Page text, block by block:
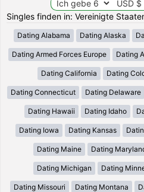
Singles finden in: Vereinigte
Dating Alabama Dating Alaska
Dating Armed Forces Europe Dating
Dating California Dating
Dating Connecticut Dating Delaware
Dating Hawaii Dating Idaho
Dating Iowa Dating Kansas
Dating Maine Dating
Dating Michigan Dating
Dating Missouri Dating Montana